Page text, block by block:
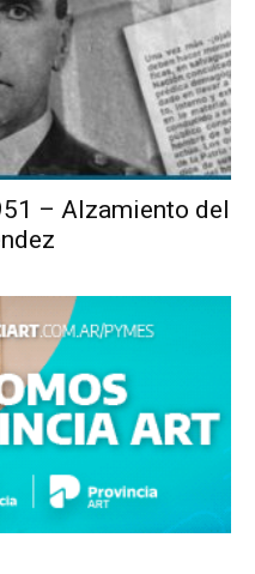
– Alzamiento del